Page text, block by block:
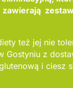
też jej nie
Gostyniu z
i ciesz